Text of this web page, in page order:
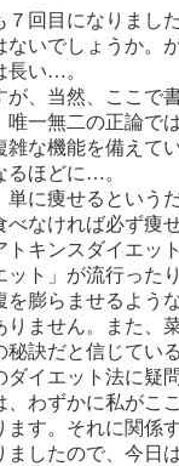
７回目になりまし
ないでしょうか。
長い…。
、当然、ここで
唯一無二の正論で
雑な機能を備えて
るほどに…。
に痩せるという
べなければ必ず痩
トキンスダイエッ
ット」が流行った
を膨らませるよう
りません。また、
訣だと信じてい
イエット法に疑
、わずかに私がこ
ます。それに関係
ましたので、今日